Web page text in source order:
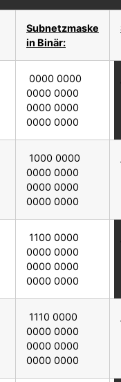
Subnetzmaske
in Binär:
0000 0000
0000 0000
0000 0000
0000 0000
1000 0000
0000 0000
0000 0000
0000 0000
1100 0000
0000 0000
0000 0000
0000 0000
1110 0000
0000 0000
0000 0000
0000 0000